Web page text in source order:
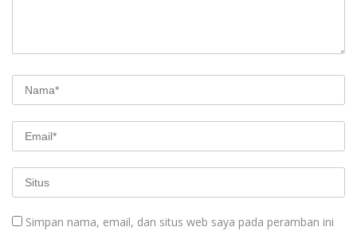
Simpan nama, email, dan situs web saya pada peramban ini